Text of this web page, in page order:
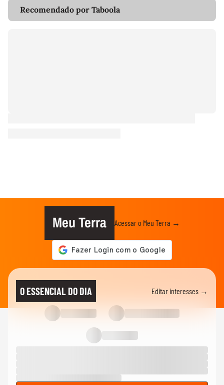
Recomendado por Taboola
Meu Terra Acessar o Meu Terra →
O ESSENCIAL DO DIA Editar interesses →